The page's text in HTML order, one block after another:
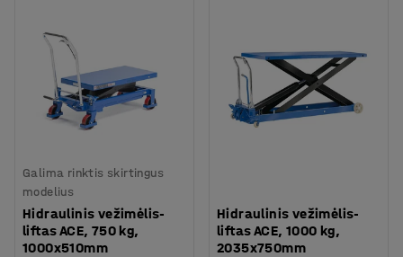
Galima rinktis skirtingus
modelius
Hidraulinis vežimėlis-
liftas ACE, 750 kg,
1000x510mm
Hidraulinis vežimėlis-
liftas ACE, 1000 kg,
2035x750mm